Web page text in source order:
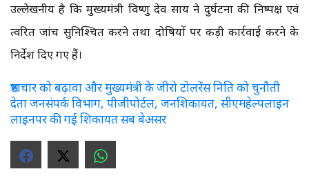
उल्लेखनीय है कि मुख्यमंत्री विष्णु देव साय ने दुर्घटना की निष्पक्ष एवं
त्वरित जांच सुनिश्चित करने तथा दोषियों पर कड़ी कार्रवाई करने के
निर्देश दिए गए हैं।
भ्रष्टाचार को बढ़ावा और मुख्यमंत्री के जीरो टोलरेंस निति को चुनौती
देता जनसंपर्क विभाग, पीजीपोर्टल, जनशिकायत, सीएमहेल्पलाइन
लाइनपर की गई शिकायत सब बेअसर